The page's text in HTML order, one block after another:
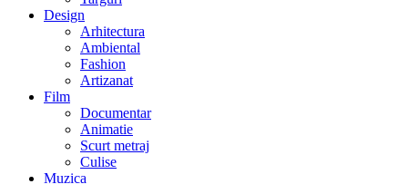
Design
Arhitectura
Ambiental
Fashion
Artizanat
Film
Documentar
Animatie
Scurt metraj
Culise
Muzica